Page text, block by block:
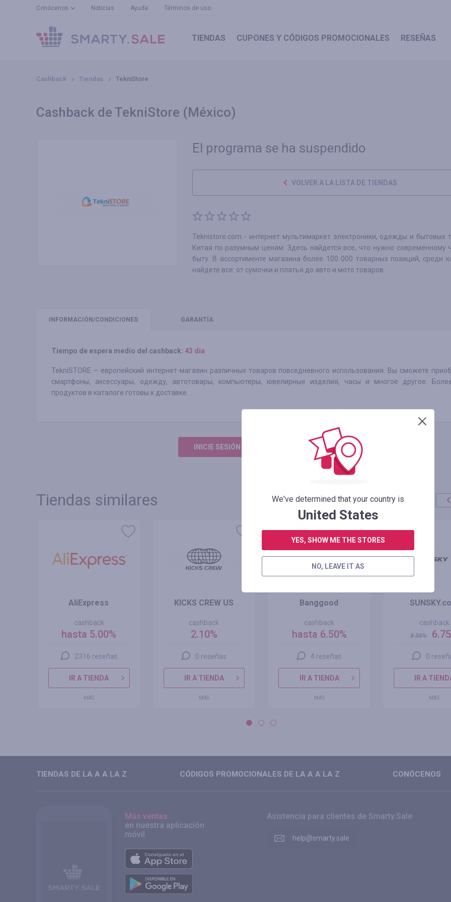
Conócenos Noticias Ayuda Términos de uso
TIENDAS CUPONES Y CÓDIGOS PROMOCIONALES RESEÑAS
Cashback Tiendas TekniStore
Cashback de TekniStore (México)
El programa se ha suspendido
VOLVER A LA LISTA DE TIENDAS
Teknistore.com - интернет мультимаркет электроники, одежды и бытовых
Китая по разумным ценам. Здесь найдется все, что нужно современному
быту. В ассортименте магазина более 100 000 товарных позиций, среди
найдете все: от сумочки и платья до авто и мото товаров.
INFORMACIÓN /CONDICIONES GARANTÍA
Tiempo de espera medio del cashback: 43 día
TekniSTORE – европейский интернет-магазин различных товаров повседневного использования. Вы сможете
смартфоны, аксессуары, одежду, автотовары, компьютеры, ювелирные изделия, часы и многое другое.
продуктов в каталоге готовы к доставке.
INICIE SESIÓN PARA DEJAR UNA RESEÑA
Tiendas similares
AliExpress
cashback
hasta 5.00%
2316 reseñas
IR A TIENDA
MÁS
KICKS CREW US
cashback
2.10%
0 reseñas
IR A TIENDA
MÁS
Banggood
cashback
hasta 6.50%
4 reseñas
IR A TIENDA
MÁS
oferta
+100%
cashback
3.38%
0
IR A
MÁS
TIENDAS DE LA A A LA Z CÓDIGOS PROMOCIONALES DE LA A A LA Z CONÓCENOS
Más ventas
en nuestra aplicación
móvil
Asistencia para clientes de Smarty.Sale
help@smarty.sale
We've determined that your country is
United States
YES, SHOW ME THE STORES
NO, LEAVE IT AS